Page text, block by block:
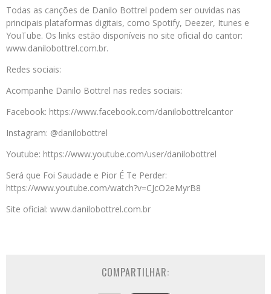
Todas as canções de Danilo Bottrel podem ser ouvidas nas
principais plataformas digitais, como Spotify, Deezer, Itunes e
YouTube. Os links estão disponíveis no site oficial do cantor:
www.danilobottrel.com.br.
Redes sociais:
Acompanhe Danilo Bottrel nas redes sociais:
Facebook: https://www.facebook.com/danilobottrelcantor
Instagram: @danilobottrel
Youtube: https://www.youtube.com/user/danilobottrel
Será que Foi Saudade e Pior É Te Perder:
https://www.youtube.com/watch?v=CJcO2eMyrB8
Site oficial: www.danilobottrel.com.br
COMPARTILHAR: